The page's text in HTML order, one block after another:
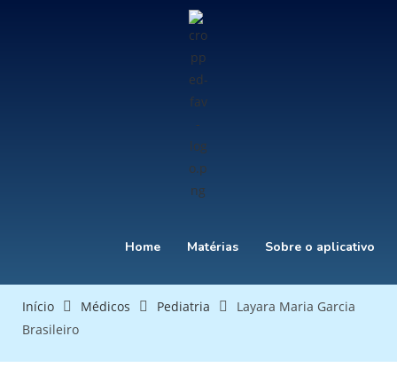
Home Matérias Sobre o aplicativo
Início Médicos Pediatria
Layara Maria Garcia
Brasileiro